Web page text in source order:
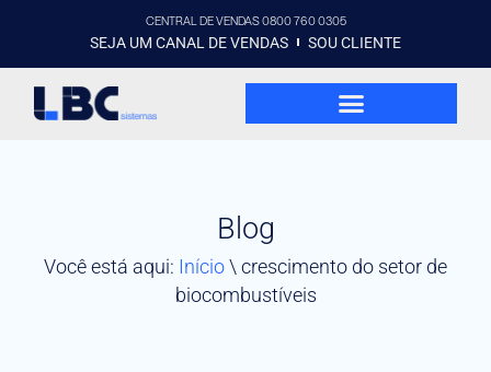
CENTRAL DE VENDAS 0800 760 0305
SEJA UM CANAL DE VENDAS SOU CLIENTE
Blog
Você está aqui: Início\ crescimento do setor de
biocombustíveis